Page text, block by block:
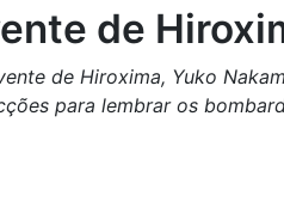
de
de Hiroxima, Yuko
para lembrar os